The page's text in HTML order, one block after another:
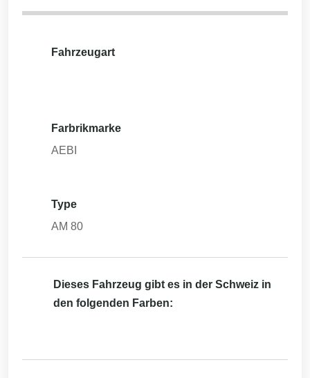
Fahrzeugart
Farbrikmarke
AEBI
Type
AM 80
Dieses Fahrzeug gibt es in der Schweiz in
den folgenden Farben: